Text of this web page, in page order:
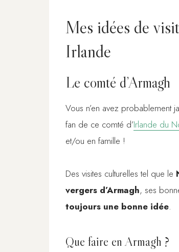
Mes idées de
Irlande
Le comté d’Armagh
Vous n’en avez probablement
fan de ce comté d’Irlande du
et/ou en famille !
Des visites culturelles tel que le
vergers d’Armagh, ses
toujours une bonne idée.
Que faire en Armagh ?